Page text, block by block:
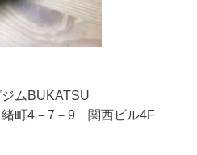
ムBUKATSU
緒町4－7－9 関西ビル4F